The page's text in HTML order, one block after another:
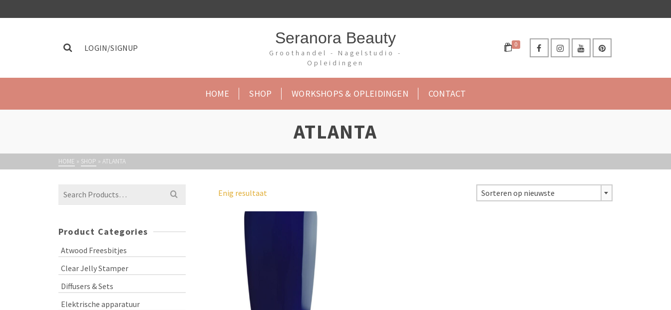
LOGIN/SIGNUP
Seranora Beauty
Groothandel - Nagelstudio -
Opleidingen
0
HOME SHOP WORKSHOPS & OPLEIDINGEN CONTACT
ATLANTA
HOME » SHOP » ATLANTA
Enig resultaat Sorteren op nieuwste
Product Categories
Atwood Freesbitjes
Clear Jelly Stamper
Diffusers & Sets
Elektrische apparatuur